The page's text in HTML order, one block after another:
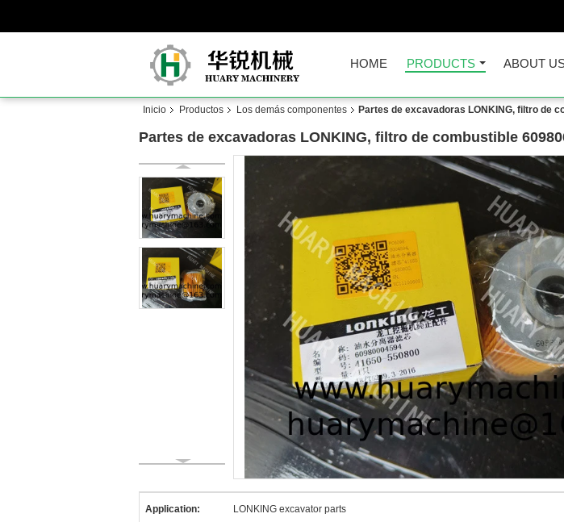
HOME PRODUCTS ABOUT
Inicio Productos Los demás componentes Partes de excavadoras LONKING, filtro de
Partes de excavadoras LONKING, filtro de combustible
Application: LONKING excavator parts